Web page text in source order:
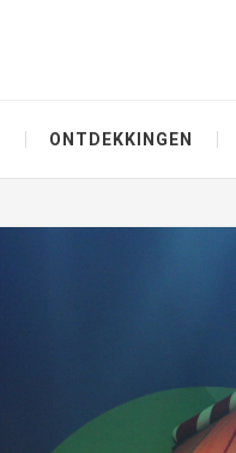
ONTDEKKINGEN